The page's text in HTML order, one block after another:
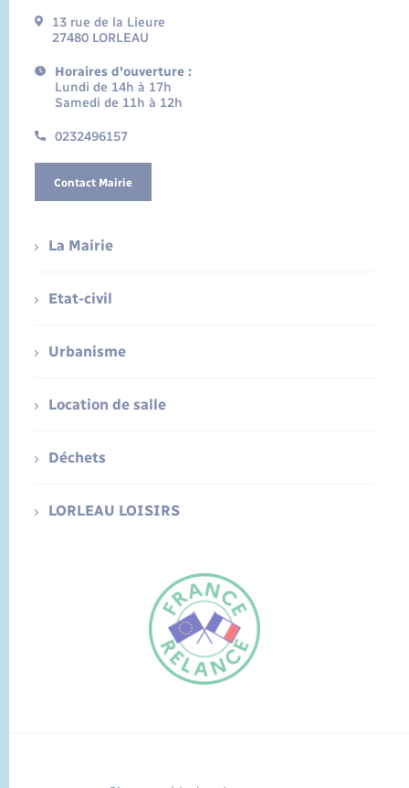
13 rue de la Lieure
27480 LORLEAU
Horaires d'ouverture :
Lundi de 14h à 17h
Samedi de 11h à 12h
0232496157
Contact Mairie
La Mairie
Etat-civil
Urbanisme
Location de salle
Déchets
LORLEAU LOISIRS